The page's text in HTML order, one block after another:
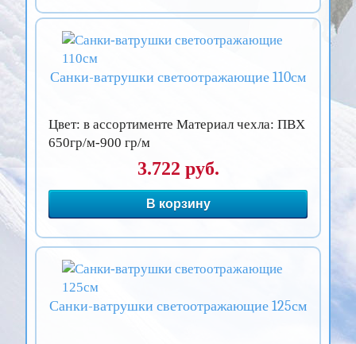
Санки-ватрушки светоотражающие 110см
Цвет: в ассортименте Материал чехла: ПВХ
650гр/м-900 гр/м
3.722 руб.
В корзину
Санки-ватрушки светоотражающие 125см